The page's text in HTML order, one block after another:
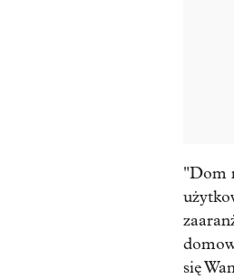
"Dom
się